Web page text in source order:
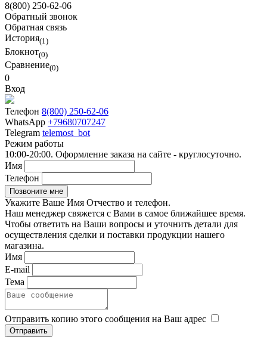
8(800) 250-62-06
Обратный звонок
Обратная связь
История(1)
Блокнот(0)
Сравнение(0)
0
Вход
Телефон 8(800) 250-62-06
WhatsApp +79680707247
Telegram telemost_bot
Режим работы
10:00-20:00. Оформление заказа на сайте - круглосуточно.
Имя
Телефон
Укажите Ваше Имя Отчество и телефон.
Наш менеджер свяжется с Вами в самое ближайшее время.
Чтобы ответить на Ваши вопросы и уточнить детали для
осуществления сделки и поставки продукции нашего
магазина.
Имя
E-mail
Тема
Отправить копию этого сообщения на Ваш адрес